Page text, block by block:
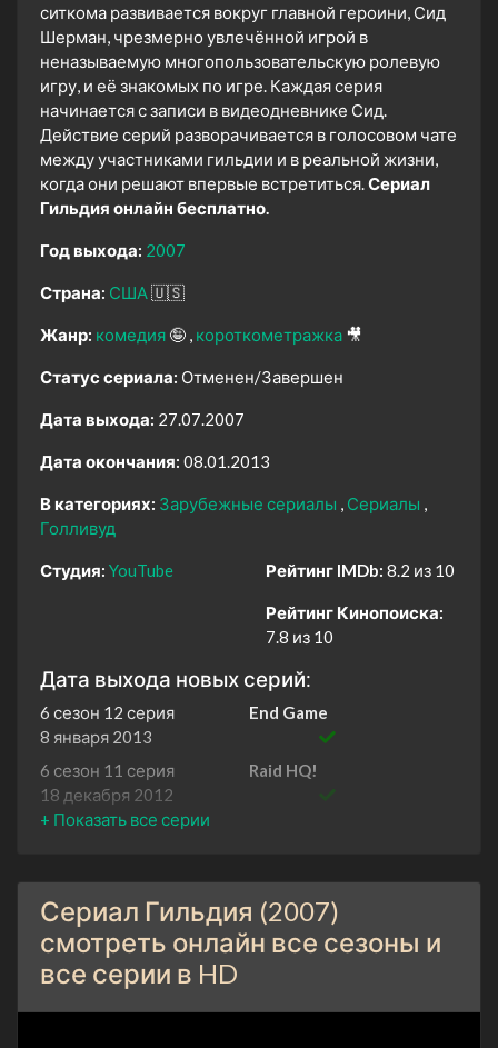
ситкома развивается вокруг главной героини, Сид
Шерман, чрезмерно увлечённой игрой в
неназываемую многопользовательскую ролевую
игру, и её знакомых по игре. Каждая серия
начинается с записи в видеодневнике Сид.
Действие серий разворачивается в голосовом чате
между участниками гильдии и в реальной жизни,
когда они решают впервые встретиться.Сериал
Гильдия онлайн бесплатно.
Год выхода: 2007
Страна: США🇺🇸
Жанр: комедия 🤪 короткометражка 🎥
Статус сериала: Отменен/Завершен
Дата выхода: 27.07.2007
Дата окончания: 08.01.2013
В категориях: Зарубежные сериалы
Сериалы
Голливуд
Студия: YouTube Рейтинг IMDb: 8.2 из 10
Рейтинг Кинопоиска:
7.8 из 10
Дата выхода новых серий:
6 сезон 12 серия
End Game
8 января 2013
6 сезон 11 серия
Raid HQ!
18 декабря 2012
6 сезон 10 серия
6 сезон 9 серия
The Case of the Game
Leak
4 декабря 2012
6 сезон 8 серия
27 ноября 2012
Сериал Гильдия (2007)
смотреть онлайн все сезоны и
все серии в HD